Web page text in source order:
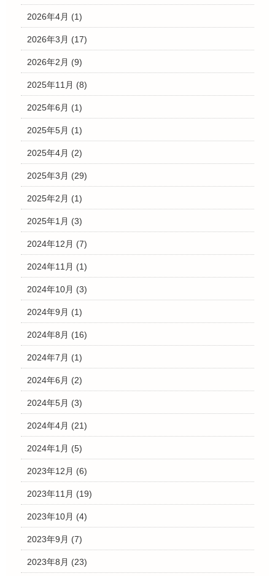
2026年4月 (1)
2026年3月 (17)
2026年2月 (9)
2025年11月 (8)
2025年6月 (1)
2025年5月 (1)
2025年4月 (2)
2025年3月 (29)
2025年2月 (1)
2025年1月 (3)
2024年12月 (7)
2024年11月 (1)
2024年10月 (3)
2024年9月 (1)
2024年8月 (16)
2024年7月 (1)
2024年6月 (2)
2024年5月 (3)
2024年4月 (21)
2024年1月 (5)
2023年12月 (6)
2023年11月 (19)
2023年10月 (4)
2023年9月 (7)
2023年8月 (23)